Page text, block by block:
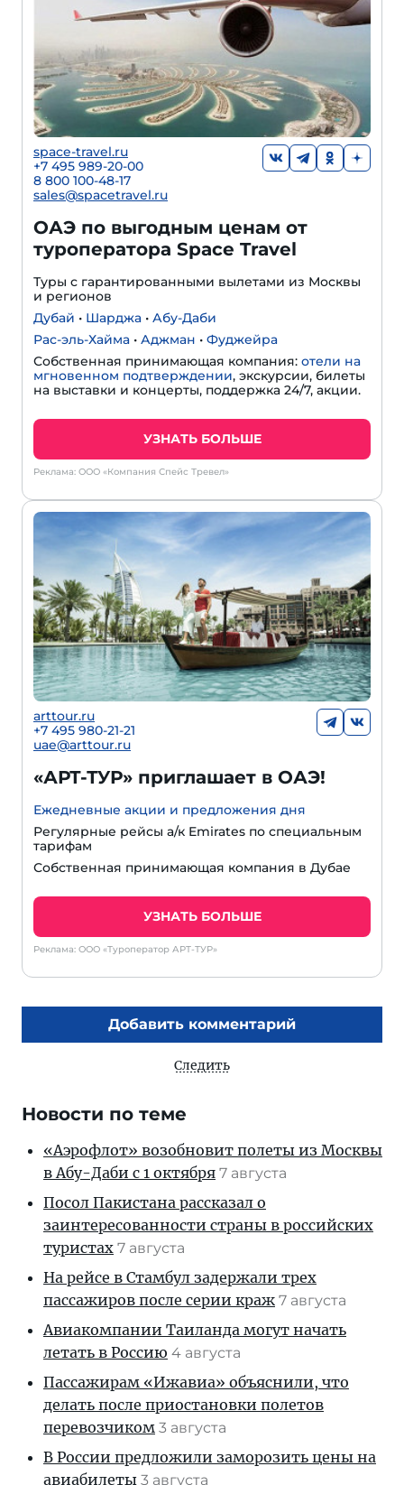
space-travel.ru
+7 495 989-20-00
8 800 100-48-17
sales@spacetravel.ru
ОАЭ по выгодным ценам от
туроператора Space Travel
Туры с гарантированными вылетами из Москвы
и регионов
Дубай • Шарджа • Абу-Даби
Рас-эль-Хайма • Аджман • Фуджейра
Собственная принимающая компания: отели на
мгновенном подтверждении, экскурсии, билеты
на выставки и концерты, поддержка 24/7, акции.
УЗНАТЬ БОЛЬШЕ
Реклама: ООО «Компания Спейс Тревел»
arttour.ru
+7 495 980-21-21
uae@arttour.ru
«АРТ-ТУР» приглашает в ОАЭ!
Ежедневные акции и предложения дня
Регулярные рейсы а/к Emirates по специальным
тарифам
Собственная принимающая компания в Дубае
УЗНАТЬ БОЛЬШЕ
Реклама: ООО «Туроператор АРТ-ТУР»
Добавить комментарий
Следить
Новости по теме
«Аэрофлот» возобновит полеты из Москвы
в Абу-Даби с 1 октября 7 августа
Посол Пакистана рассказал о
заинтересованности страны в российских
туристах 7 августа
На рейсе в Стамбул задержали трех
пассажиров после серии краж 7 августа
Авиакомпании Таиланда могут начать
летать в Россию 4 августа
Пассажирам «Ижавиа» объяснили, что
делать после приостановки полетов
перевозчиком 3 августа
В России предложили заморозить цены на
авиабилеты 3 августа